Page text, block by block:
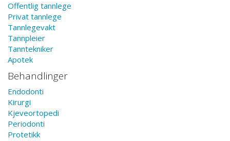
Offentlig tannlege
Privat tannlege
Tannlegevakt
Tannpleier
Tanntekniker
Apotek
Behandlinger
Endodonti
Kirurgi
Kjeveortopedi
Periodonti
Protetikk